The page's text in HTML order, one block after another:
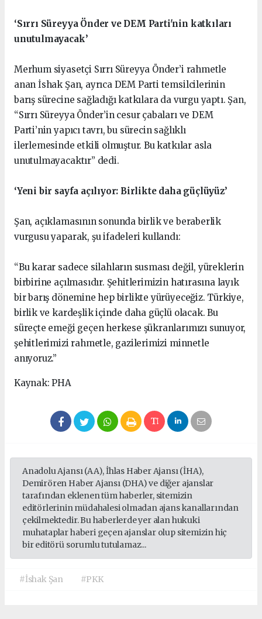
‘Sırrı Süreyya Önder ve DEM Parti'nin katkıları
unutulmayacak’
Merhum siyasetçi Sırrı Süreyya Önder’i rahmetle
anan İshak Şan, ayrıca DEM Parti temsilcilerinin
barış sürecine sağladığı katkılara da vurgu yaptı. Şan,
“Sırrı Süreyya Önder’in cesur çabaları ve DEM
Parti’nin yapıcı tavrı, bu sürecin sağlıklı
ilerlemesinde etkili olmuştur. Bu katkılar asla
unutulmayacaktır” dedi.
‘Yeni bir sayfa açılıyor: Birlikte daha güçlüyüz’
Şan, açıklamasının sonunda birlik ve beraberlik
vurgusu yaparak, şu ifadeleri kullandı:
“Bu karar sadece silahların susması değil, yüreklerin
birbirine açılmasıdır. Şehitlerimizin hatırasına layık
bir barış dönemine hep birlikte yürüyeceğiz. Türkiye,
birlik ve kardeşlik içinde daha güçlü olacak. Bu
süreçte emeği geçen herkese şükranlarımızı sunuyor,
şehitlerimizi rahmetle, gazilerimizi minnetle
anıyoruz.”
Kaynak: PHA
Anadolu Ajansı (AA), İhlas Haber Ajansı (İHA),
Demirören Haber Ajansı (DHA) ve diğer ajanslar
tarafından eklenen tüm haberler, sitemizin
editörlerinin müdahalesi olmadan ajans kanallarından
çekilmektedir. Bu haberlerde yer alan hukuki
muhataplar haberi geçen ajanslar olup sitemizin hiç
bir editörü sorumlu tutulamaz...
#İshak Şan #PKK